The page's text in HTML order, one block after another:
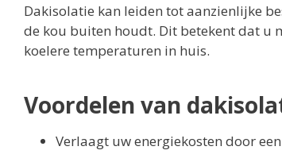
Dakisolatie kan leiden tot aanzienlijke
de kou buiten houdt. Dit betekent dat u
koelere temperaturen in huis.
Voordelen van
Verlaagt uw energiekosten door